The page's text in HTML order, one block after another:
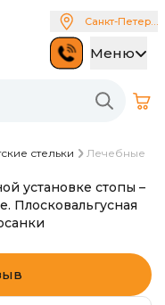
Санкт-
Меню
стельки Лечебные
установке стопы –
Плосковальгусная